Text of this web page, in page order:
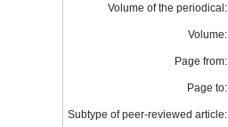
Volume of the periodical:
Volume:
Page from:
Page to:
Subtype of peer-reviewed article: